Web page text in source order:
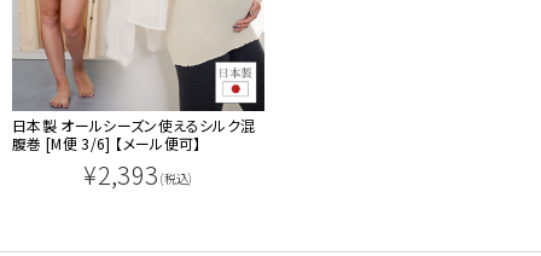
日本製 オールシーズン使えるシルク混
腹巻 [M便 3/6] 【メール便可】
¥2,393 (税込)